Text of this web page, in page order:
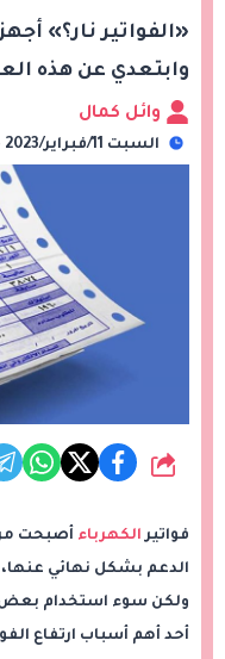
«الفواتير نار؟»
وابتعدي عن هذه
وائل كمال
السبت 11/فبراير/2023 - 08:30 م
شارك
فواتير الكهرباء أصبحت
الدعم بشكل نهائي عنها،
ولكن سوء استخدام بعض
أحد أهم أسباب ارتفاع